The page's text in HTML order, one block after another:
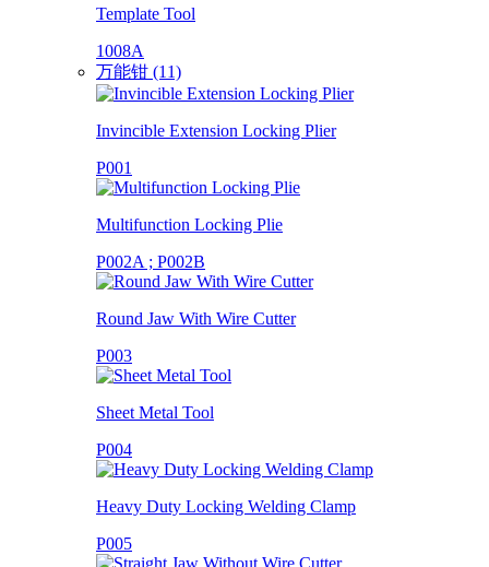
Template Tool
1008A
万能钳 (11)
Invincible Extension Locking Plier
P001
Multifunction Locking Plie
P002A ; P002B
Round Jaw With Wire Cutter
P003
Sheet Metal Tool
P004
Heavy Duty Locking Welding Clamp
P005